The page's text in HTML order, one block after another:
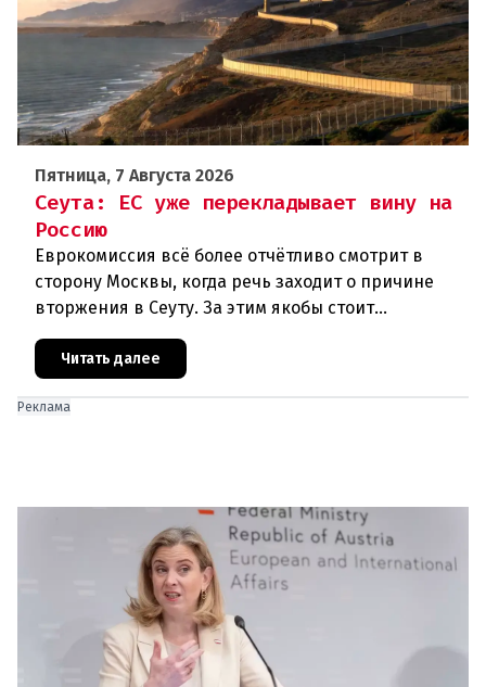
Пятница, 7 Августа 2026
Сеута: ЕС уже перекладывает вину на
Россию
Еврокомиссия всё более отчётливо смотрит в
сторону Москвы, когда речь заходит о причине
вторжения в Сеуту. За этим якобы стоит
дней около 72 000 человек п
Читать далее
Реклама